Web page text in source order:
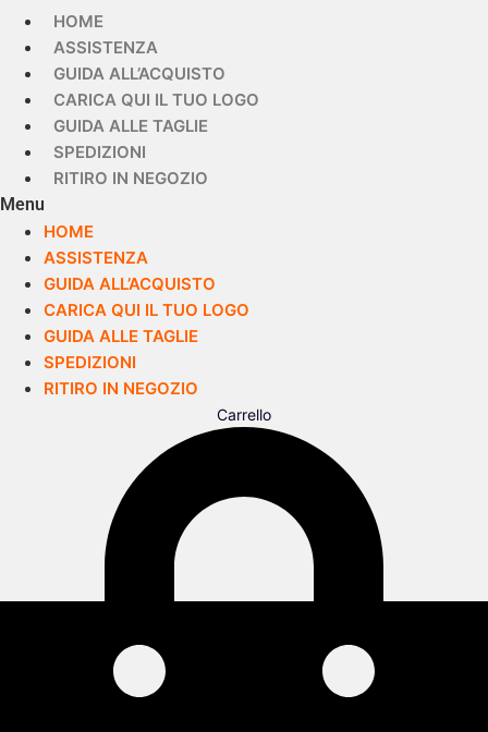
HOME
ASSISTENZA
GUIDA ALL’ACQUISTO
CARICA QUI IL TUO LOGO
GUIDA ALLE TAGLIE
SPEDIZIONI
RITIRO IN NEGOZIO
Menu
HOME
ASSISTENZA
GUIDA ALL’ACQUISTO
CARICA QUI IL TUO LOGO
GUIDA ALLE TAGLIE
SPEDIZIONI
RITIRO IN NEGOZIO
Carrello